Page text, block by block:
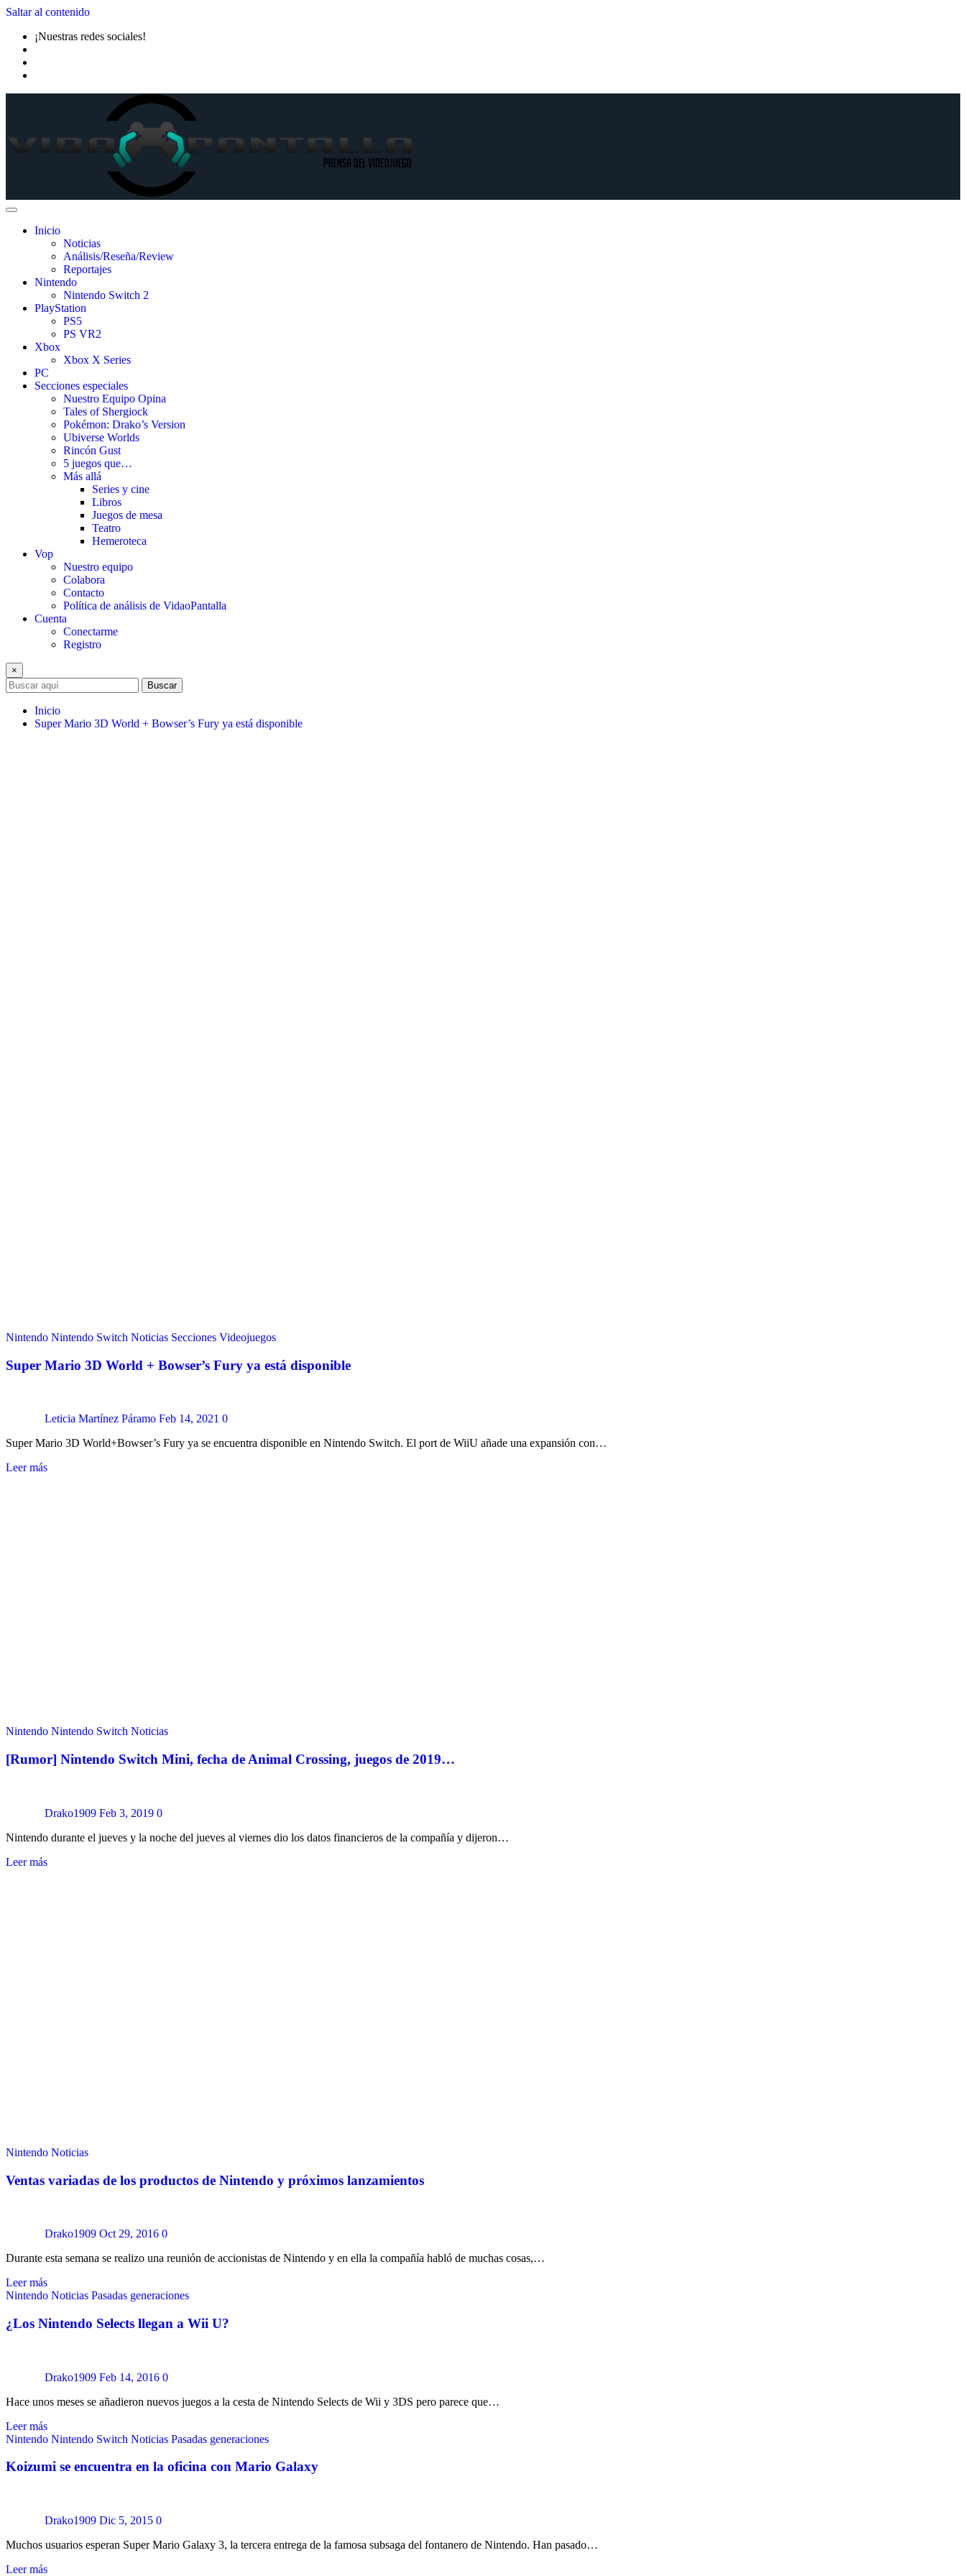
Saltar al contenido
¡Nuestras redes sociales!
Inicio
Noticias
Análisis/Reseña/Review
Reportajes
Nintendo
Nintendo Switch 2
PlayStation
PS5
PS VR2
Xbox
Xbox X Series
PC
Secciones especiales
Nuestro Equipo Opina
Tales of Shergiock
Pokémon: Drako’s Version
Ubiverse Worlds
Rincón Gust
5 juegos que…
Más allá
Series y cine
Libros
Juegos de mesa
Teatro
Hemeroteca
Vop
Nuestro equipo
Colabora
Contacto
Política de análisis de VidaoPantalla
Cuenta
Conectarme
Registro
×
Buscar
Inicio
Super Mario 3D World + Bowser’s Fury ya está disponible
Nintendo Nintendo Switch Noticias Secciones Videojuegos
Super Mario 3D World + Bowser’s Fury ya está disponible
Leticia Martínez Páramo Feb 14, 2021 0
Super Mario 3D World+Bowser’s Fury ya se encuentra disponible en Nintendo Switch. El port de WiiU añade una expansión con…
Leer más
Nintendo Nintendo Switch Noticias
[Rumor] Nintendo Switch Mini, fecha de Animal Crossing, juegos de 2019…
Drako1909 Feb 3, 2019 0
Nintendo durante el jueves y la noche del jueves al viernes dio los datos financieros de la compañía y dijeron…
Leer más
Nintendo Noticias
Ventas variadas de los productos de Nintendo y próximos lanzamientos
Drako1909 Oct 29, 2016 0
Durante esta semana se realizo una reunión de accionistas de Nintendo y en ella la compañía habló de muchas cosas,…
Leer más
Nintendo Noticias Pasadas generaciones
¿Los Nintendo Selects llegan a Wii U?
Drako1909 Feb 14, 2016 0
Hace unos meses se añadieron nuevos juegos a la cesta de Nintendo Selects de Wii y 3DS pero parece que…
Leer más
Nintendo Nintendo Switch Noticias Pasadas generaciones
Koizumi se encuentra en la oficina con Mario Galaxy
Drako1909 Dic 5, 2015 0
Muchos usuarios esperan Super Mario Galaxy 3, la tercera entrega de la famosa subsaga del fontanero de Nintendo. Han pasado…
Leer más